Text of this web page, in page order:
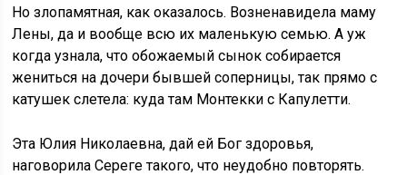
Но злопамятная, как оказалось. Возненавидела маму
Лены, да и вообще всю их маленькую семью. А уж
когда узнала, что обожаемый сынок собирается
жениться на дочери бывшей соперницы, так прямо с
катушек слетела: куда там Монтекки с Капулетти.
Эта Юлия Николаевна, дай ей Бог здоровья,
наговорила Сереге такого, что неудобно повторять.